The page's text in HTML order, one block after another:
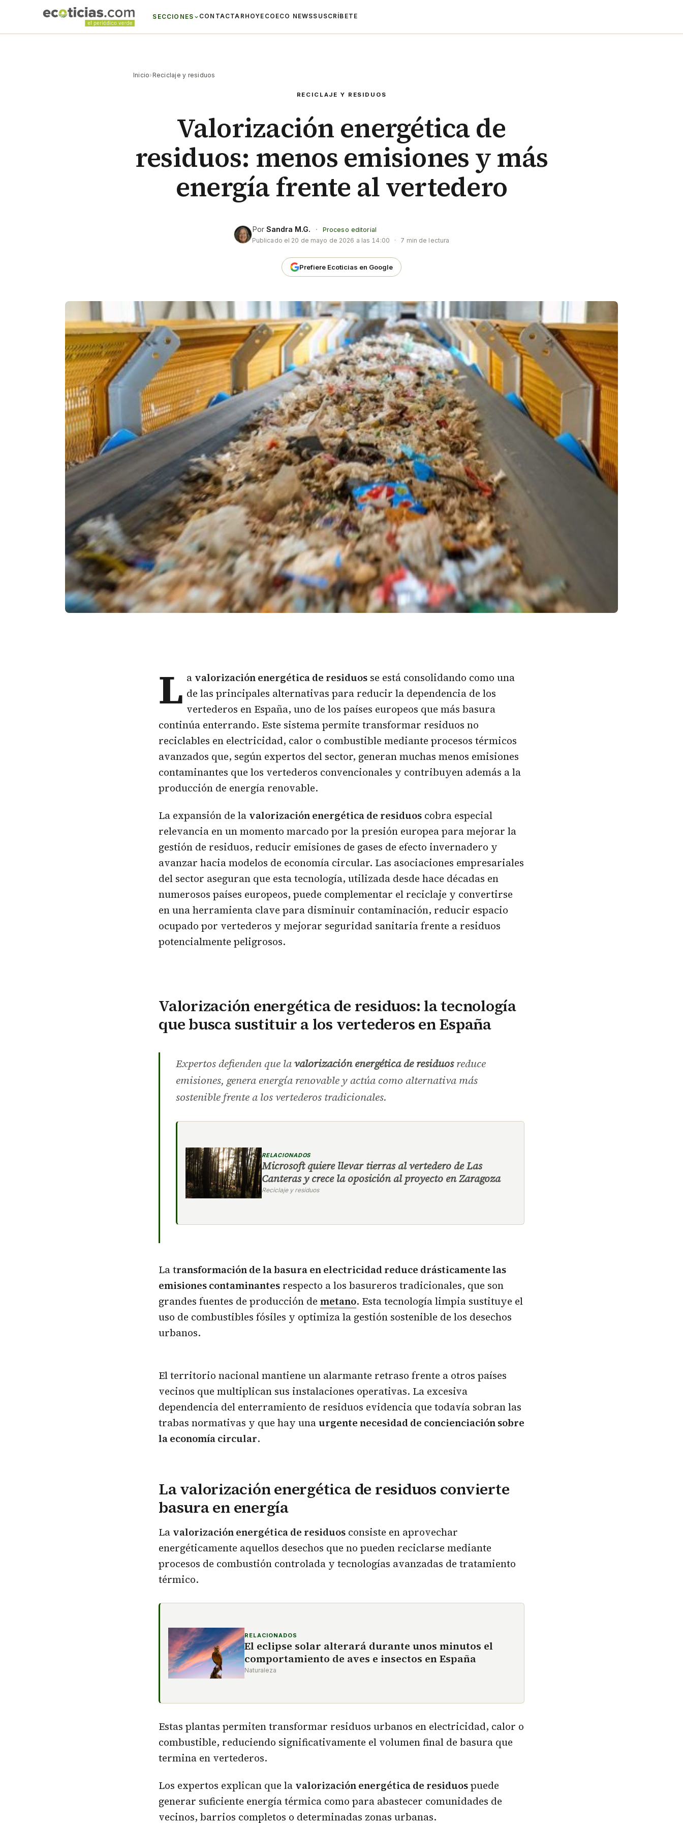
SECCIONES CONTACTAR HOYECO ECO NEWSSUSCRÍBETE
Inicio› Reciclaje y residuos
RECICLAJE Y RESIDUOS
Valorización energética de
residuos: menos emisiones y más
energía frente al vertedero
Por Sandra M.G. ·
Proceso editorial
Publicado el 20 de mayo de 2026 a las 14:00 · 7 min de lectura
Prefiere Ecoticias en Google
L a valorización energéticade residuos se está consolidando como una
de las principales alternativas para reducir la dependencia de los
vertederos en España, uno de los países europeos que más basura
continúa enterrando. Este sistema permite transformar residuos no
reciclables en electricidad, calor o combustible mediante procesos térmicos
avanzados que, según expertos del sector, generan muchas menos emisiones
contaminantes que los vertederos convencionales y contribuyen además a la
producción de energía renovable.
La expansión de la valorización energética de residuos cobra especial
relevancia en un momento marcado por la presión europea para mejorar la
gestión de residuos, reducir emisiones de gases de efecto invernadero y
avanzar hacia modelos de economía circular. Las asociaciones empresariales
del sector aseguran que esta tecnología, utilizada desde hace décadas en
numerosos países europeos, puede complementar el reciclaje y convertirse
en una herramienta clave para disminuir contaminación, reducir espacio
ocupado por vertederos y mejorar seguridad sanitaria frente a residuos
potencialmente peligrosos.
Valorización energética de residuos: la tecnología
que busca sustituir a los vertederos en España
Expertos defienden que lavalorización energética de residuosreduce
emisiones, genera energía renovable y actúa como alternativa más
sostenible frente a los vertederos tradicionales.
RELACIONADOS
Microsoft quiere llevar tierras al vertedero de Las
Canteras y crece la oposición al proyecto en Zaragoza
Reciclaje y residuos
La transformación de la basura en electricidad reduce drásticamente las
emisiones contaminantes respecto a los basureros tradicionales, que son
grandes fuentes de producción de metano. Esta tecnología limpia sustituye el
uso de combustibles fósiles y optimiza la gestión sostenible de los desechos
urbanos.
El territorio nacional mantiene un alarmante retraso frente a otros países
vecinos que multiplican sus instalaciones operativas. La excesiva
dependencia del enterramiento de residuos evidencia que todavía sobran las
trabas normativas y que hay unaurgente necesidad de concienciación sobre
la economía circular.
La valorización energética de residuos convierte
basura en energía
La valorización energética de residuos consiste en aprovechar
energéticamente aquellos desechos que no pueden reciclarse mediante
procesos de combustión controlada y tecnologías avanzadas de tratamiento
térmico.
RELACIONADOS
El eclipse solar alterará durante unos minutos el
comportamiento de aves e insectos en España
Naturaleza
Estas plantas permiten transformar residuos urbanos en electricidad, calor o
combustible, reduciendo significativamente el volumen final de basura que
termina en vertederos.
Los expertos explican que la valorización energética de residuospuede
generar suficiente energía térmica como para abastecer comunidades de
vecinos, barrios completos o determinadas zonas urbanas.